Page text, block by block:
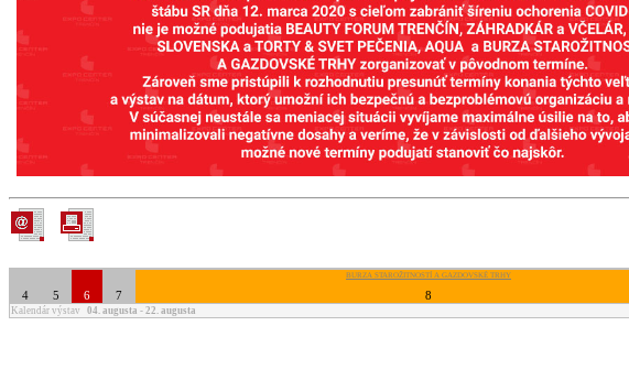
4 5 6 7
BURZA STAROŽITNOSTÍ A GAZDOVSKÉ TRHY
8
Kalendár výstav 04. augusta - 22. augusta